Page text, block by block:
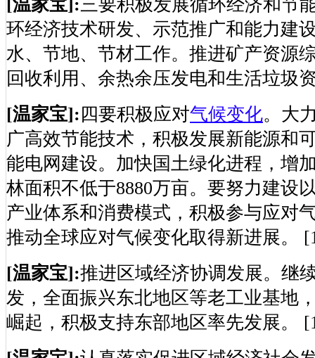
[温家宝]:三要积极发展循环经济和节
环经济技术研发、示范推广和能力建
水、节地、节材工作。推进矿产资源
回收利用、余热余压发电和生活垃圾
[温家宝]: 四要积极应对气候变化。大
广高效节能技术，积极发展新能源和
能电网建设。加快国土绿化进程，增
林面积不低于8880万亩。要努力建设
产业体系和消费模式，积极参与应对
推动全球应对气候变化取得新进展。
[温家宝]:推进区域经济协调发展。继
发，全面振兴东北地区等老工业基地
崛起，积极支持东部地区率先发展。